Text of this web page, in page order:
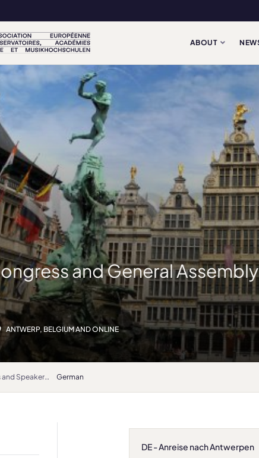
ABOUT
and General Assembly
ANTWERP, BELGIUM AND ONLINE
Abstracts and Speakers German
DE - Anreise nach Antwerpen